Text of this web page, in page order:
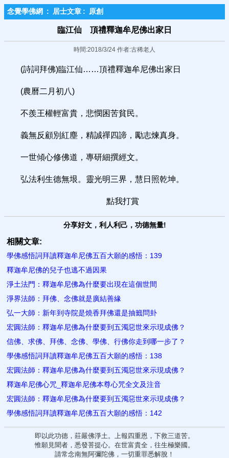
念覺學佛網 : 居士文章 : 原創
臨江仙 頂禮釋迦牟尼佛出家日
時間:2018/3/24 作者:古稀老人
(詩詞拜佛)臨江仙……頂禮釋迦牟尼佛出家日
(農曆二月初八)
不羨王權輕富貴，悲憫困苦貧民。
義無反顧別紅塵，精誠禪四諦，勵志煉真身。
一世傾心修佛道，專研細撰經文。
弘法利生德無垠。靈光明三界，慧日照乾坤。
點我打賞
分享好文，利人利己，功德無量!
相關文章:
學佛感悟詞拜讀釋迦牟尼佛五百大願的感悟：139
釋迦牟尼佛的兒子也逃不過因果
淨土法門：釋迦牟尼佛為什麼要出現在這個世間
淨界法師：拜佛、念佛就是​廣結善緣
弘一大師：新年到寺院是燒香拜佛還是抽籤問卦
宏圓法師：釋迦牟尼佛為什麼要到五濁惡世來示現成佛？
信佛、求佛、拜佛、念佛、學佛、行佛你走到哪一步了？
學佛感悟詞拜讀釋迦牟尼佛五百大願的感悟：138
宏圓法師：釋迦牟尼佛為什麼要到五濁惡世來示現成佛？
釋迦牟尼佛心咒_釋迦牟尼佛本尊心咒全文及注音
宏圓法師：釋迦牟尼佛為什麼要到五濁惡世來示現成佛？
學佛感悟詞拜讀釋迦牟尼佛五百大願的感悟：142
即以此功德，莊嚴佛淨土。上報四重恩，下救三道苦。
惟願見聞者，悉發菩提心。在世富貴全，往生極樂國。
請常念南無阿彌陀佛，一切重罪悉解脫！